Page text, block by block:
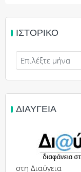
ΙΣΤΟΡΙΚΌ
Ιστορικό
ΔΙΑΎΓΕΙΑ
στη Διαύγεια